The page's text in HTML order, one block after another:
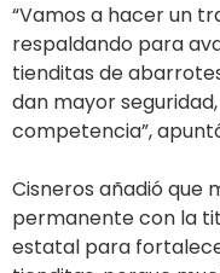
“Vamos a hacer un
respaldando para
tienditas de
dan mayor
competencia”,
Cisneros añadió que
permanente con la
estatal para